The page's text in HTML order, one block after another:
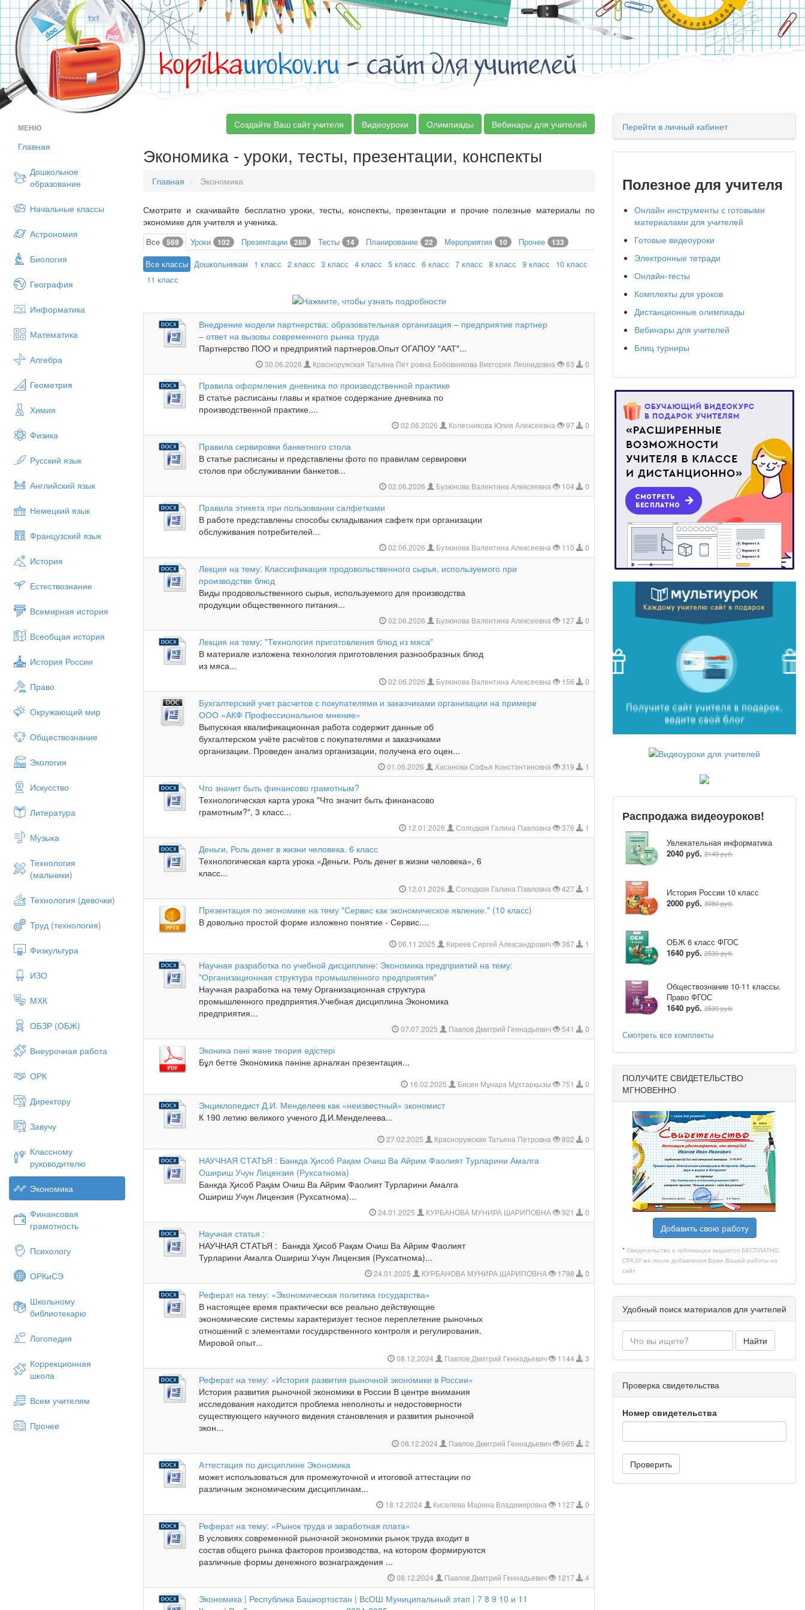
kopilkaurokov.ru- сайт для учителей
МЕНЮ
Главная
Дошкольное
образование
Начальные классы
Астрономия
Биология
География
Информатика
Математика
Алгебра
Геометрия
Химия
Физика
Русский язык
Английский язык
Немецкий язык
Французский язык
История
Естествознание
Всемирная история
Всеобщая история
История России
Право
Окружающий мир
Обществознание
Экология
Искусство
Литература
Музыка
Технология
(мальчики)
Технология (девочки)
Труд (технология)
Физкультура
ИЗО
МХК
ОБЗР (ОБЖ)
Внеурочная работа
ОРК
Директору
Завучу
Классному
руководителю
Экономика
Финансовая
грамотность
Психологу
ОРКиСЭ
Школьному
библиотекарю
Логопедия
Коррекционная
школа
Всем учителям
Прочее
Создайте Ваш сайт учителя Видеоуроки Олимпиады Вебинары для учителей
Экономика - уроки, тесты, презентации, конспекты
Главная Экономика
Смотрите и скачивайте бесплатно уроки, тесты, конспекты, презентации и прочие полезные материалы по
экономике для учителя и ученика.
Все 569 Уроки 102 Презентации 288 Тесты 14 Планирование 22 Мероприятия 10 Прочее 133
Все классы Дошкольникам 1 класс 2 класс 3 класс 4 класс 5 класс 6 класс 7 класс 8 класс 9 класс
10 класс
11 класс
Внедрение модели партнерства: образовательная организация – предприятие партнер
– ответ на вызовы современного рынка труда
Партнерство ПОО и предприятий партнеров.Опыт ОГАПОУ "ААТ"...
30.06.2026 Красноружская Татьяна Пет ровна Бобовникова Виктория Леонидовна 63 0
Правила оформления дневника по производственной практике
В статье расписаны главы и краткое содержание дневника по
производственной практике....
02.06.2026 Колесникова Юлия Алексеевна 97 0
Правила сервировки банкетного стола
В статье расписаны и представлены фото по правилам сервировки
столов при обслуживании банкетов...
02.06.2026 Бузюнова Валентина Алексеевна 104 0
Правила этикета при пользовании салфетками
В работе представлены способы складывания сафетк при организации
обслуживания потребителей...
02.06.2026 Бузюнова Валентина Алексеевна 110 0
Лекция на тему: Классификация продовольственного сырья, используемого при
производстве блюд
Виды продовольственного сырья, используемого для производства
продукции общественного питания...
02.06.2026 Бузюнова Валентина Алексеевна 127 0
Лекция на тему: "Технология приготовления блюд из мяса"
В материале изложена технология приготовления разнообразных блюд
из мяса...
02.06.2026 Бузюнова Валентина Алексеевна 156 0
Бухгалтерский учет расчетов с покупателями и заказчиками организации на примере
ООО «АКФ Профессиональное мнение»
Выпускная квалификационная работа содержит данные об
бухгалтерском учёте расчётов с покупателями и заказчиками
организации. Проведен анализ организации, получена его оцен...
01.06.2026 Хасанова Софья Константиновна 319 1
Что значит быть финансово грамотным?
Технологическая карта урока "Что значит быть финанасово
грамотным?", 3 класс...
12.01.2026 Солодкая Галина Павловна 376 1
Деньги, Роль денег в жизни человека. 6 класс
Технологическая карта урока «Деньги. Роль денег в жизни человека», 6
класс...
12.01.2026 Солодкая Галина Павловна 427 1
Презентация по экономике на тему "Сервис как экономическое явление." (10 класс)
В довольно простой форме изложено понятие - Сервис....
06.11.2025 Киреев Сергей Александрович 367 1
Научная разработка по учебной дисциплине: Экономика предприятий на тему:
"Организационная структура промышленного предприятия"
Научная разработка на тему Организационная структура
промышленного предприятия.Учебная дисциплина Экономика
предприятия...
07.07.2025 Павлов Дмитрий Геннадьевич 541 0
Эконика пәні және теория әдістері
Бұл бетте Экономика пәніне арналған презентация...
16.02.2025 Бисен Мұнара Мұхтарқызы 751 0
Энциклопедист Д.И. Менделеев как «неизвестный» экономист
К 190 летию великого ученого Д.И.Менделеева...
27.02.2025 Красноружская Татьяна Петровна 802 0
НАУЧНАЯ СТАТЬЯ : Банкда Ҳисоб Рақам Очиш Ва Айрим Фаолият Турларини Амалга
Ошириш Учун Лицензия (Рухсатнома)
Банкда Ҳисоб Рақам Очиш Ва Айрим Фаолият Турларини Амалга
Ошириш Учун Лицензия (Рухсатнома)...
24.01.2025 КУРБАНОВА МУНИРА ШАРИПОВНА 921 0
Научная статья :
НАУЧНАЯ СТАТЬЯ : Банкда Ҳисоб Рақам Очиш Ва Айрим Фаолият
Турларини Амалга Ошириш Учун Лицензия (Рухсатнома)...
24.01.2025 КУРБАНОВА МУНИРА ШАРИПОВНА 1798 0
Реферат на тему: «Экономическая политика государства»
В настоящее время практически все реально действующие
экономические системы характеризует тесное переплетение рыночных
отношений с элементами государственного контроля и регулирования.
Мировой опыт...
08.12.2024 Павлов Дмитрий Геннадьевич 1144 3
Реферат на тему: «История развития рыночной экономики в России»
История развития рыночной экономики в России В центре внимания
исследования находится проблема неполноты и недостоверности
существующего научного видения становления и развития рыночной
экон...
08.12.2024 Павлов Дмитрий Геннадьевич 965 2
Аттестация по дисциплине Экономика
может использоваться для промежуточной и итоговой аттестации по
различным экономическим дисциплинам...
18.12.2024 Киселева Марина Владимировна 1127 0
Реферат на тему: «Рынок труда и заработная плата»
В условиях современной рыночной экономики рынок труда входит в
состав общего рынка факторов производства, на котором формируются
различные формы денежного вознаграждения ...
08.12.2024 Павлов Дмитрий Геннадьевич 1217 4
Экономика | Республика Башкортостан | ВсОШ Муниципальный этап | 7 8 9 10 и 11
Перейти в личный кабинет
Полезное для учителя
Онлайн инструменты с готовыми
материалами для учителей
Готовые видеоуроки
Электронные тетради
Онлайн-тесты
Комплекты для уроков
Дистанционные олимпиады
Вебинары для учителей
Блиц турниры
Распродажа видеоуроков!
Увлекательная информатика
2040 руб. 3140 руб.
История России 10 класс
2000 руб. 3080 руб.
ОБЖ 6 класс ФГОС
1640 руб. 2530 руб.
Обществознание 10-11 классы.
Право ФГОС
1640 руб. 2530 руб.
Смотреть все комплекты
ПОЛУЧИТЕ СВИДЕТЕЛЬСТВО
МГНОВЕННО
Добавить свою работу
* Свидетельство о публикации выдается БЕСПЛАТНО,
СРАЗУ же после добавления Вами Вашей работы на
сайт
Удобный поиск материалов для учителей
Найти
Проверка свидетельства
Номер свидетельства
Проверить